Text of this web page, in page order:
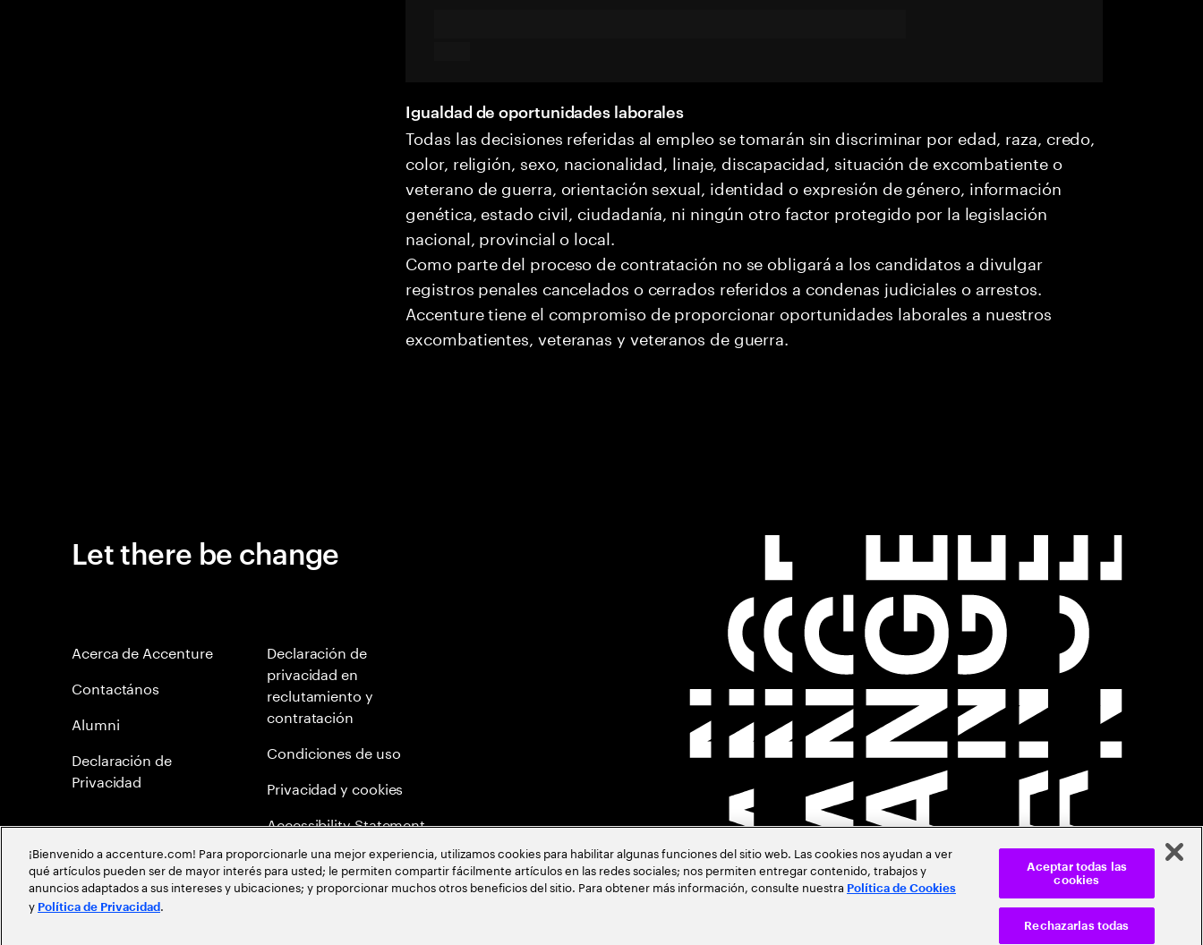
Igualdad de oportunidades laborales
Todas las decisiones referidas al empleo se tomarán sin discriminar por edad, raza, credo,
color, religión, sexo, nacionalidad, linaje, discapacidad, situación de excombatiente o
veterano de guerra, orientación sexual, identidad o expresión de género, información
genética, estado civil, ciudadanía, ni ningún otro factor protegido por la legislación
nacional, provincial o local.
Como parte del proceso de contratación no se obligará a los candidatos a divulgar
registros penales cancelados o cerrados referidos a condenas judiciales o arrestos.
Accenture tiene el compromiso de proporcionar oportunidades laborales a nuestros
excombatientes, veteranas y veteranos de guerra.
Let there be change
Acerca de Accenture
Contactános
Alumni
Declaración de
Privacidad
Declaración de
privacidad en
reclutamiento y
contratación
Condiciones de uso
Privacidad y cookies
Accessibility Statement
Mapa del Sitio
Política de meritocracia
¡Bienvenido a accenture.com! Para proporcionarle una mejor experiencia, utilizamos cookies para habilitar algunas funciones del sitio web. Las cookies nos ayudan a ver
qué artículos pueden ser de mayor interés para usted; le permiten compartir fácilmente artículos en las redes sociales; nos permiten entregar contenido, trabajos y
anuncios adaptados a sus intereses y ubicaciones; y proporcionar muchos otros beneficios del sitio. Para obtener más información, consulte nuestra Política de Cookies
y Política de Privacidad .
Rechazarlas todas
Aceptar todas las
cookies